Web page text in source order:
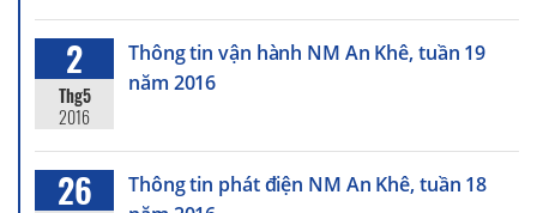
2
Thg5
2016
Thông tin vận hành NM An Khê, tuần 19
năm 2016
26
Thông tin phát điện NM An Khê, tuần 18